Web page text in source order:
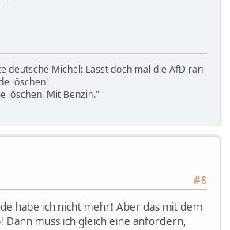
deutsche Michel: Lasst doch mal die AfD ran
löschen!
löschen. Mit Benzin."
#8
habe ich nicht mehr! Aber das mit dem
Dann muss ich gleich eine anfordern,